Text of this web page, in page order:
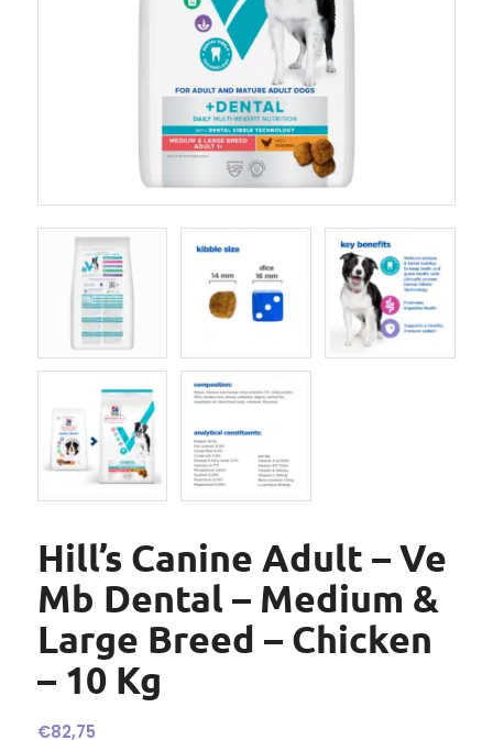
Hill’s Canine Adult – Ve
Mb Dental – Medium &
Large Breed – Chicken
– 10 Kg
€82,75